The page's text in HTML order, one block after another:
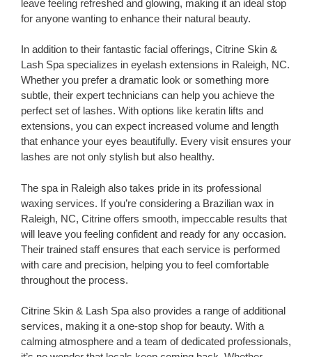
leave feeling refreshed and glowing, making it an ideal stop
for anyone wanting to enhance their natural beauty.
In addition to their fantastic facial offerings, Citrine Skin &
Lash Spa specializes in eyelash extensions in Raleigh, NC.
Whether you prefer a dramatic look or something more
subtle, their expert technicians can help you achieve the
perfect set of lashes. With options like keratin lifts and
extensions, you can expect increased volume and length
that enhance your eyes beautifully. Every visit ensures your
lashes are not only stylish but also healthy.
The spa in Raleigh also takes pride in its professional
waxing services. If you’re considering a Brazilian wax in
Raleigh, NC, Citrine offers smooth, impeccable results that
will leave you feeling confident and ready for any occasion.
Their trained staff ensures that each service is performed
with care and precision, helping you to feel comfortable
throughout the process.
Citrine Skin & Lash Spa also provides a range of additional
services, making it a one-stop shop for beauty. With a
calming atmosphere and a team of dedicated professionals,